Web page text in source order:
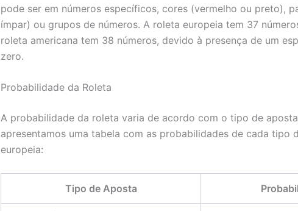
pode ser em números específicos, cores (vermelho ou preto),
ímpar) ou grupos de números. A roleta europeia tem 37
roleta americana tem 38 números, devido à presença de um
zero.
Probabilidade da Roleta
A probabilidade da roleta varia de acordo com o tipo de
apresentamos uma tabela com as probabilidades de cada tipo
europeia:
Tipo de Aposta